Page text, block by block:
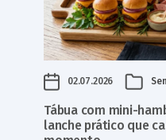
02.07.2026
Tábua com mini-
lanche prático que